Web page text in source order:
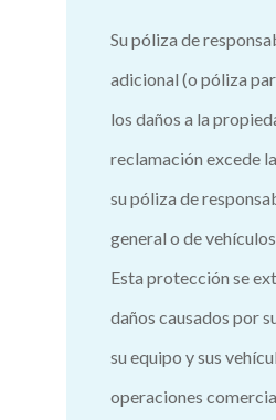
Su póliza de
adicional (o póliza
los daños a la
reclamación excede
su póliza de
general o de
Esta protección se
daños causados ​​por
su equipo y sus
operaciones